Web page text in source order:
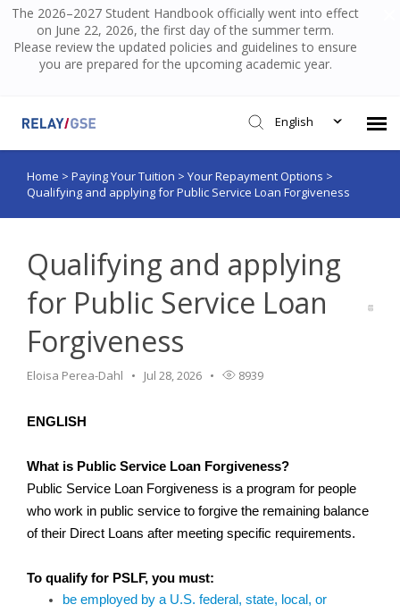
The 2026–2027 Student Handbook officially went into effect
on June 22, 2026, the first day of the summer term.
Please review the updated policies and guidelines to ensure
you are prepared for the upcoming academic year.
English
Submit Ticket
Login
Home > Paying Your Tuition > Your Repayment Options >
Qualifying and applying for Public Service Loan Forgiveness
Qualifying and applying
for Public Service Loan
Forgiveness
Eloisa Perea-Dahl Jul 28, 2026 8939
ENGLISH
What is Public Service Loan Forgiveness?
Public Service Loan Forgiveness is a program for people
who work in public service to forgive the remaining balance
of their Direct Loans after meeting specific requirements.
To qualify for PSLF, you must:
be employed by a U.S. federal, state, local, or